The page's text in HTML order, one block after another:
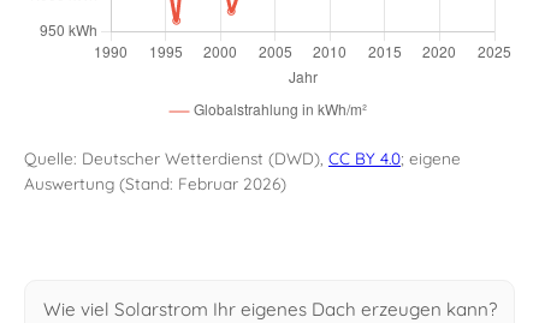
Quelle: Deutscher Wetterdienst (DWD), CC BY 4.0; eigene
Auswertung (Stand: Februar 2026)
Wie viel Solarstrom Ihr eigenes Dach erzeugen kann?